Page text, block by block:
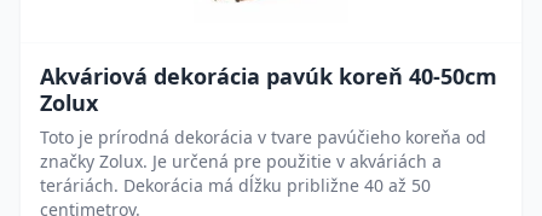
Akváriová dekorácia pavúk koreň 40-50cm
Zolux
Toto je prírodná dekorácia v tvare pavúčieho koreňa od
značky Zolux. Je určená pre použitie v akváriách a
teráriách. Dekorácia má dĺžku približne 40 až 50
centimetrov.